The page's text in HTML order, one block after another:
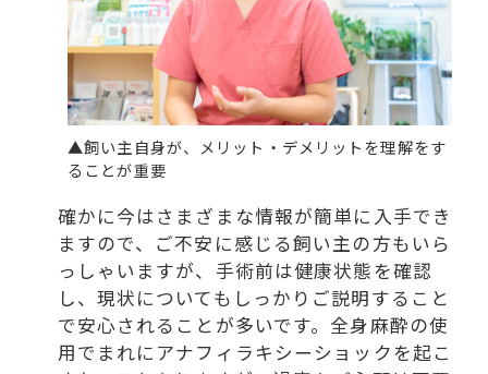
▲飼い主自身が、メリット・デメリットを理解をす
ることが重要
確かに今はさまざまな情報が簡単に入手でき
ますので、ご不安に感じる飼い主の方もいら
っしゃいますが、手術前は健康状態を確認
し、現状についてもしっかりご説明すること
で安心されることが多いです。全身麻酔の使
用でまれにアナフィラキシーショックを起こ